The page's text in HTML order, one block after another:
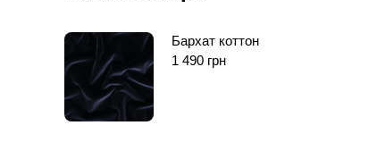
Бархат коттон
1 490 грн